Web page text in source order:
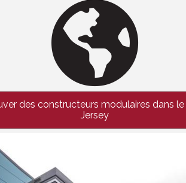
des constructeurs modulaires dans
Jersey